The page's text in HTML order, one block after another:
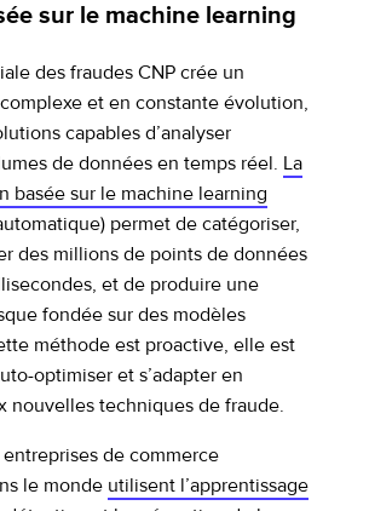
sur le machine learning
des fraudes CNP crée un
et en constante évolution,
capables d’analyser
de données en temps réel. La
basée sur le machine learning
permet de catégoriser,
des millions de points de données
et de produire une
fondée sur des modèles
méthode est proactive, elle est
optimiser et s’adapter en
nouvelles techniques de fraude.
entreprises de commerce
le monde utilisent l’apprentissage